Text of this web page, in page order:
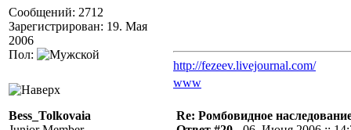
Сообщений: 2712
Зарегистрирован: 19. Мая
2006
Пол:
http://fezeev.livejournal.com/
www
Bess_Tolkovaia
Re: Ромбовидное